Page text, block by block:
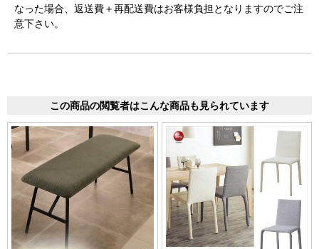
なった場合、返送費＋再配送費はお客様負担となりますのでご注
意下さい。
この商品の閲覧者はこんな商品も見られています